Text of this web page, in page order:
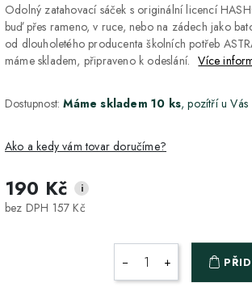
Odolný zatahovací sáček s originální licencí
buď přes rameno, v ruce, nebo na zádech jako
od dlouholetého producenta školních potřeb
máme skladem, připraveno k odeslání. Více
Dostupnost:Máme skladem 10 ks, pozítří u Vás
Ako a kedy vám tovar doručíme?
DPD Home - doručenie
na adresu
190 Kč i
bez DPH 157 Kč
− +